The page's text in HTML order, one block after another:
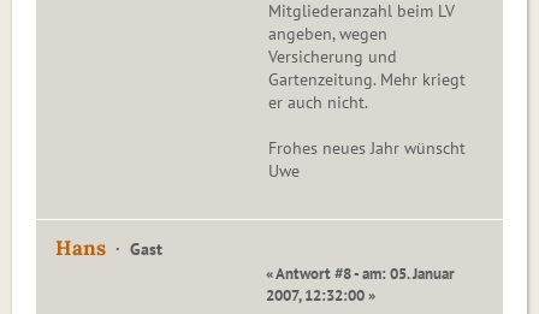
Mitgliederanzahl beim LV
angeben, wegen
Versicherung und
Gartenzeitung. Mehr kriegt
er auch nicht.
Frohes neues Jahr wünscht
Uwe
Hans Gast
« Antwort #8 - am: 05. Januar
2007, 12:32:00 »